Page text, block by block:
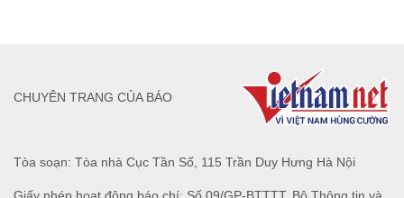
Tòa soạn: Tòa nhà Cục Tần Số, 115 Trần Duy Hưng Hà Nội
CHUYÊN TRANG CỦA BÁO